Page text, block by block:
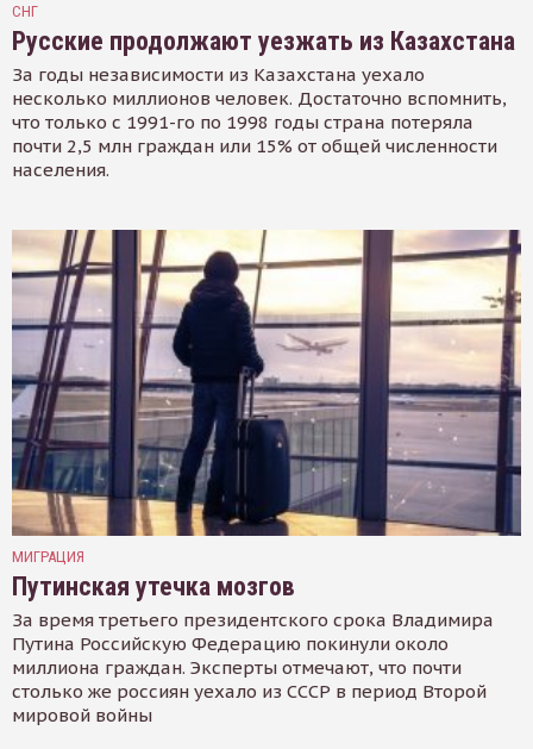
СНГ
Русские продолжают уезжать из Казахстана
За годы независимости из Казахстана уехало
несколько миллионов человек. Достаточно вспомнить,
что только с 1991-го по 1998 годы страна потеряла
почти 2,5 млн граждан или 15% от общей численности
населения.
МИГРАЦИЯ
Путинская утечка мозгов
За время третьего президентского срока Владимира
Путина Российскую Федерацию покинули около
миллиона граждан. Эксперты отмечают, что почти
столько же россиян уехало из СССР в период Второй
мировой войны